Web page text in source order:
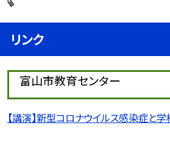
リンク
富山市教育センター
【講演】新型コロナウイルス感染症と